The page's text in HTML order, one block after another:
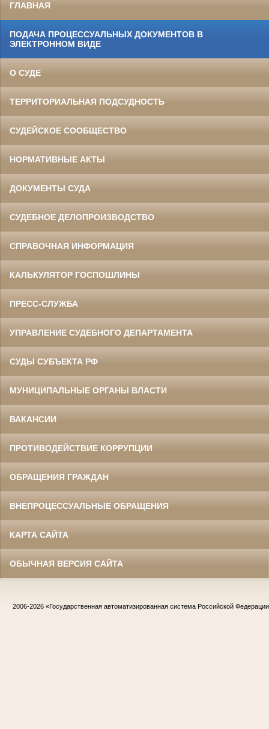
ГЛАВНАЯ
ПОДАЧА ПРОЦЕССУАЛЬНЫХ ДОКУМЕНТОВ В
ЭЛЕКТРОННОМ ВИДЕ
О СУДЕ
ТЕРРИТОРИАЛЬНАЯ ПОДСУДНОСТЬ
СУДЕЙСКОЕ СООБЩЕСТВО
НОРМАТИВНЫЕ АКТЫ
ДОКУМЕНТЫ СУДА
СУДЕБНОЕ ДЕЛОПРОИЗВОДСТВО
СПРАВОЧНАЯ ИНФОРМАЦИЯ
КАЛЬКУЛЯТОР ГОСПОШЛИНЫ
ПРЕСС-СЛУЖБА
УПРАВЛЕНИЕ СУДЕБНОГО ДЕПАРТАМЕНТА
СУДЫ СУБЪЕКТА РФ
МУНИЦИПАЛЬНЫЕ ОРГАНЫ ВЛАСТИ
ВАКАНСИИ
ПРОТИВОДЕЙСТВИЕ КОРРУПЦИИ
ОБРАЩЕНИЯ ГРАЖДАН
ВНЕПРОЦЕССУАЛЬНЫЕ ОБРАЩЕНИЯ
КАРТА САЙТА
ОБЫЧНАЯ ВЕРСИЯ САЙТА
2006-2026 «Государственная автоматизированная система Российской